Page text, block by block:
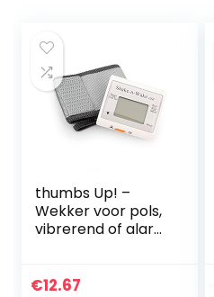
thumbs Up! –
Wekker voor pols,
vibrerend of alarm
display – 000413
€12.67